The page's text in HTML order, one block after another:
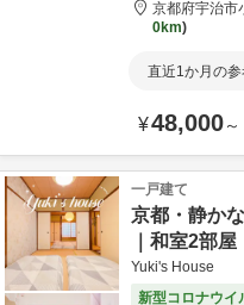
京都府宇治市
0km
直近1か月の
¥48,000～
一戸建て
京都・静か
｜和室2部
Yuki's House
新型コロナウイ